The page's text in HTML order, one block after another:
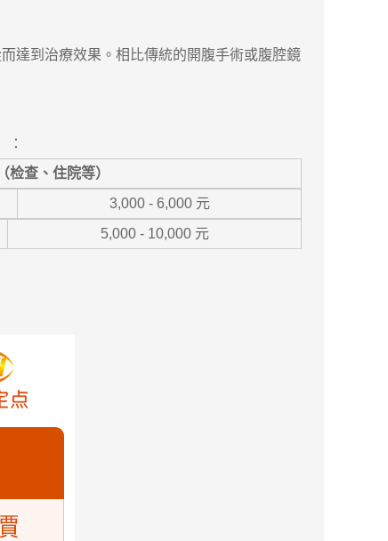
達到治療效果。相比傳統的開腹手術或腹腔鏡
：
检查、住院等）
3,000 - 6,000 元
5,000 - 10,000 元